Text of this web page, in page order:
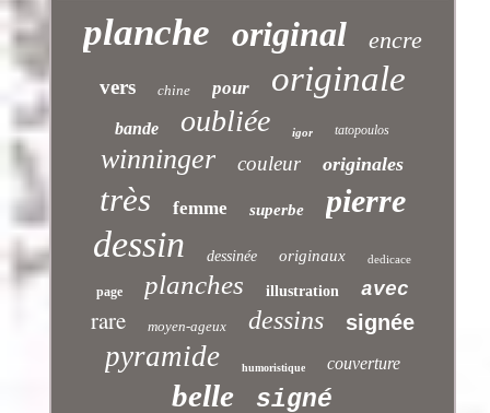
planche original encre
vers chine pour originale
bande oubliée igor tatopoulos
winninger couleur originales
très femme superbe pierre
dessin dessinée originaux dedicace
page planches illustration avec
rare moyen-ageux dessins signée
pyramide humoristique couverture
belle signé